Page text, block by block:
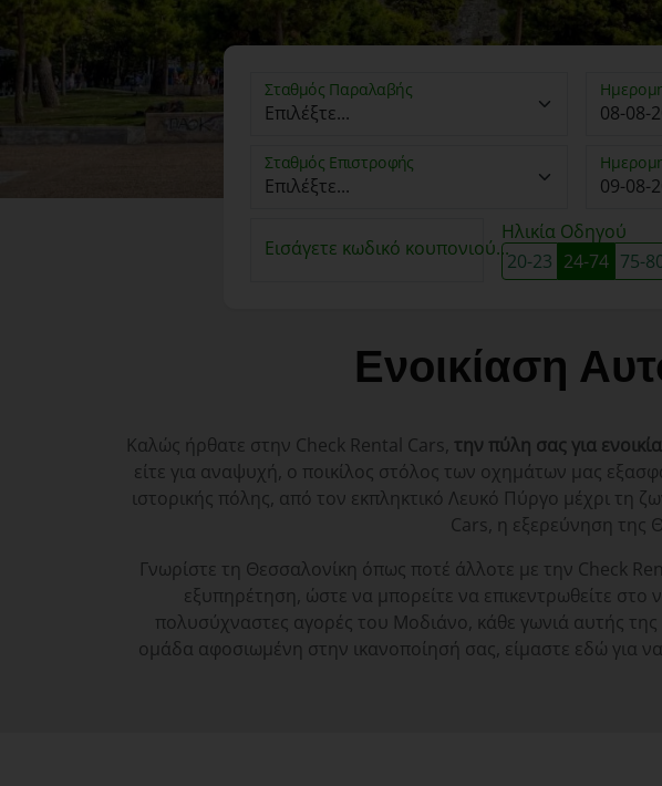
Σταθμός Παραλαβής
Σταθμός Επιστροφής
Εισάγετε κωδικό κουπονιού...
Ηλικία Οδηγού
20-23 24-74 75-
Ενοικίαση
Καλώς ήρθατε στην Check Rental Cars, την πύλη σας για
είτε για αναψυχή, ο ποικίλος στόλος των οχημάτων μας
ιστορικής πόλης, από τον εκπληκτικό Λευκό Πύργο μέχρι τη
Cars, η εξερεύνηση της
Γνωρίστε τη Θεσσαλονίκη όπως ποτέ άλλοτε με την Check
εξυπηρέτηση, ώστε να μπορείτε να επικεντρωθείτε στο
πολυσύχναστες αγορές του Μοδιάνο, κάθε γωνιά αυτής της
ομάδα αφοσιωμένη στην ικανοποίησή σας, είμαστε εδώ για